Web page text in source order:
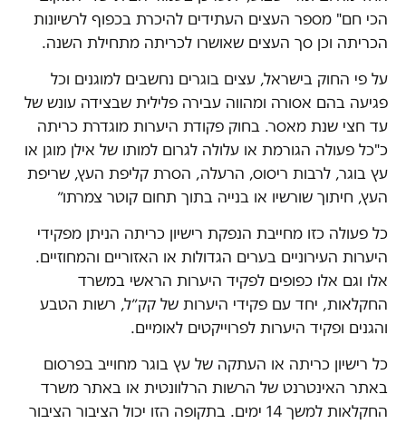
הכי חם" מספר העצים העתידים להיכרת בכפוף לרשיונות
הכריתה וכן סך העצים שאושרו לכריתה מתחילת השנה.
על פי החוק בישראל, עצים בוגרים נחשבים למוגנים וכל
פגיעה בהם אסורה ומהווה עבירה פלילית שבצידה עונש של
עד חצי שנת מאסר. בחוק פקודת היערות מוגדרת כריתה
כ"כל פעולה הגורמת או עלולה לגרום למותו של אילן מוגן או
עץ בוגר, לרבות ריסוס, הרעלה, הסרת קליפת העץ, שריפת
העץ, חיתוך שורשיו או בנייה בתוך תחום קוטר צמרתו״
כל פעולה כזו מחייבת הנפקת רישיון כריתה הניתן מפקידי
היערות העירוניים בערים הגדולות או האזוריים והמחוזיים.
אלו וגם אלו כפופים לפקיד היערות הראשי במשרד
החקלאות, יחד עם פקידי היערות של קק״ל, רשות הטבע
והגנים ופקיד היערות לפרוייקטים לאומיים.
כל רישיון כריתה או העתקה של עץ בוגר מחוייב בפרסום
באתר האינטרנט של הרשות הרלוונטית או באתר משרד
החקלאות למשך 14 ימים. בתקופה הזו יכול הציבור הציבור